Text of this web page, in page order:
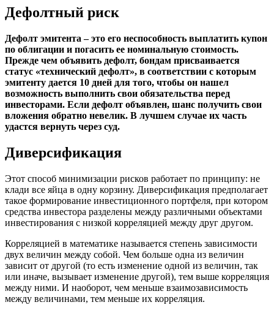
Дефолтный риск
Дефолт эмитента – это его неспособность выплатить купон
по облигации и погасить ее номинальную стоимость.
Прежде чем объявить дефолт, бондам присваивается
статус «технический дефолт», в соответствии с которым
эмитенту дается 10 дней для того, чтобы он нашел
возможность выполнить свои обязательства перед
инвесторами. Если дефолт объявлен, шанс получить свои
вложения обратно невелик. В лучшем случае их часть
удастся вернуть через суд.
Диверсификация
Этот способ минимизации рисков работает по принципу: не
клади все яйца в одну корзину. Диверсификация предполагает
такое формирование инвестиционного портфеля, при котором
средства инвестора разделены между различными объектами
инвестирования с низкой корреляцией между друг другом.
Корреляцией в математике называется степень зависимости
двух величин между собой. Чем больше одна из величин
зависит от другой (то есть изменение одной из величин, так
или иначе, вызывает изменение другой), тем выше корреляция
между ними. И наоборот, чем меньше взаимозависимость
между величинами, тем меньше их корреляция.